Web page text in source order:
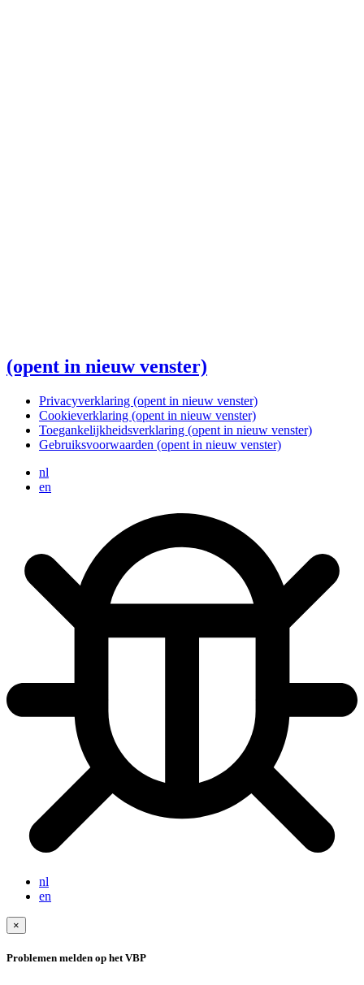
(opent in nieuw venster)
Privacyverklaring (opent in nieuw venster)
Cookieverklaring (opent in nieuw venster)
Toegankelijkheidsverklaring (opent in nieuw venster)
Gebruiksvoorwaarden (opent in nieuw venster)
nl
en
nl
en
×
Problemen melden op het VBP